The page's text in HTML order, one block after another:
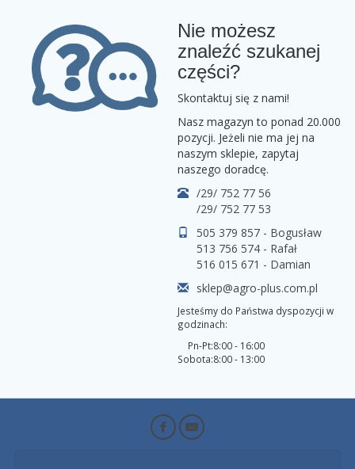
Nie możesz
znaleźć szukanej
części?
Skontaktuj się z nami!
Nasz magazyn to ponad 20.000
pozycji. Jeżeli nie ma jej na
naszym sklepie, zapytaj
naszego doradcę.
/29/ 752 77 56
/29/ 752 77 53
505 379 857 - Bogusław
513 756 574 - Rafał
516 015 671 - Damian
sklep@agro-plus.com.pl
Jesteśmy do Państwa dyspozycji w
godzinach:
Pn-Pt:
Sobota:
8:00 - 16:00
8:00 - 13:00